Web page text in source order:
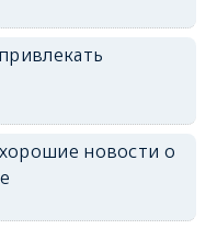
новости о